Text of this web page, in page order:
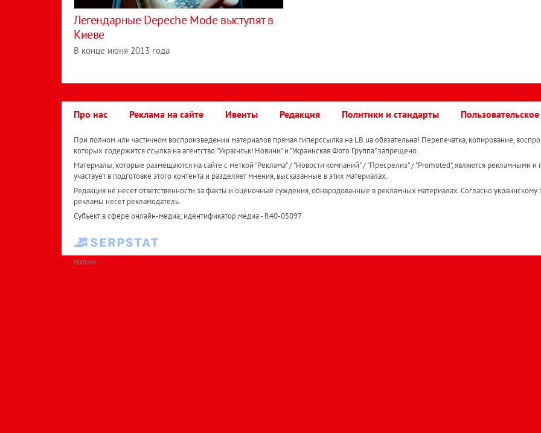
Легендарные Depeche Mode выступят в
Киеве
В конце июня 2013 года
Про нас Реклама на сайте Ивенты Редакция Политики и стандарты
При полном или частичном воспроизведении материалов прямая гиперссылка на LB.ua обязательна! Перепечатка, копирование,
которых содержится ссылка на агентство "Українськi Новини" и "Украинская Фото Группа" запрещено.
Материалы, которые размещаются на сайте с меткой "Реклама" / "Новости компаний" / "Пресрелиз" / "Promoted", являются рекламными и
участвует в подготовке этого контента и разделяет мнения, высказанные в этих материалах.
Редакция не несет ответственности за факты и оценочные суждения, обнародованные в рекламных материалах. Согласно украинскому
рекламы несет рекламодатель.
Субъект в сфере онлайн-медиа; идентификатор медиа - R40-05097
РЕКЛАМА